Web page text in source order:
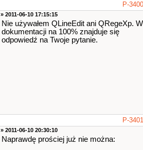
P-
» 2011-06-10 17:15:15
Nie używałem QLineEdit ani QRegeXp. W
dokumentacji na 100% znajduje się
odpowiedź na Twoje pytanie.
P-
» 2011-06-10 20:30:10
Naprawdę prościej już nie można: